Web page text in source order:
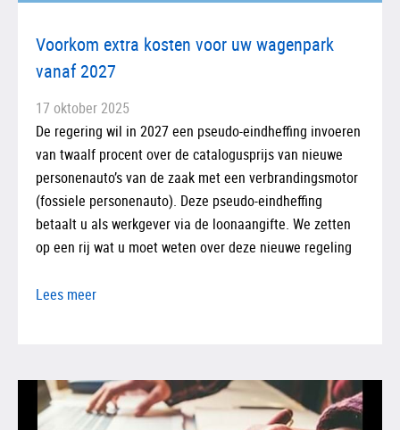
Voorkom extra kosten voor uw wagenpark
vanaf 2027
17 oktober 2025
De regering wil in 2027 een pseudo-eindheffing invoeren
van twaalf procent over de catalogusprijs van nieuwe
personenauto’s van de zaak met een verbrandingsmotor
(fossiele personenauto). Deze pseudo-eindheffing
betaalt u als werkgever via de loonaangifte. We zetten
op een rij wat u moet weten over deze nieuwe regeling
Lees meer